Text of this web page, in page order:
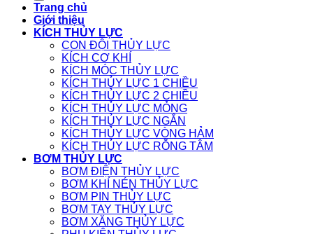
Trang chủ
Giới thiệu
KÍCH THỦY LỰC
CON ĐỘI THỦY LỰC
KÍCH CƠ KHÍ
KÍCH MÓC THỦY LỰC
KÍCH THỦY LỰC 1 CHIỀU
KÍCH THỦY LỰC 2 CHIỀU
KÍCH THỦY LỰC MỎNG
KÍCH THỦY LỰC NGẮN
KÍCH THỦY LỰC VÒNG HẢM
KÍCH THỦY LỰC RỖNG TÂM
BƠM THỦY LỰC
BƠM ĐIỆN THỦY LỰC
BƠM KHÍ NÉN THỦY LỰC
BƠM PIN THỦY LỰC
BƠM TAY THỦY LỰC
BƠM XĂNG THỦY LỰC